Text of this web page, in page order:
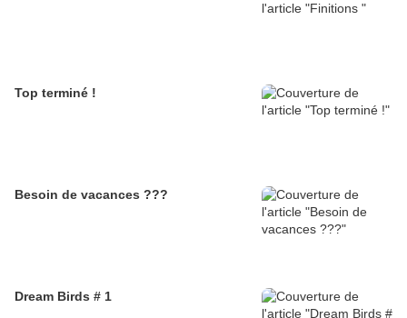
Top terminé !
Besoin de vacances ???
Dream Birds # 1